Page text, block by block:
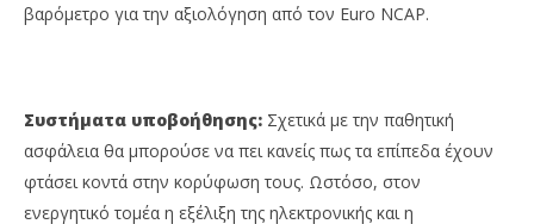
βαρόμετρο για την αξιολόγηση από τον Euro NCAP.
Συστήματα υποβοήθησης: Σχετικά με την παθητική
ασφάλεια θα μπορούσε να πει κανείς πως τα επίπεδα έχουν
φτάσει κοντά στην κορύφωση τους. Ωστόσο, στον
ενεργητικό τομέα η εξέλιξη της ηλεκτρονικής και η